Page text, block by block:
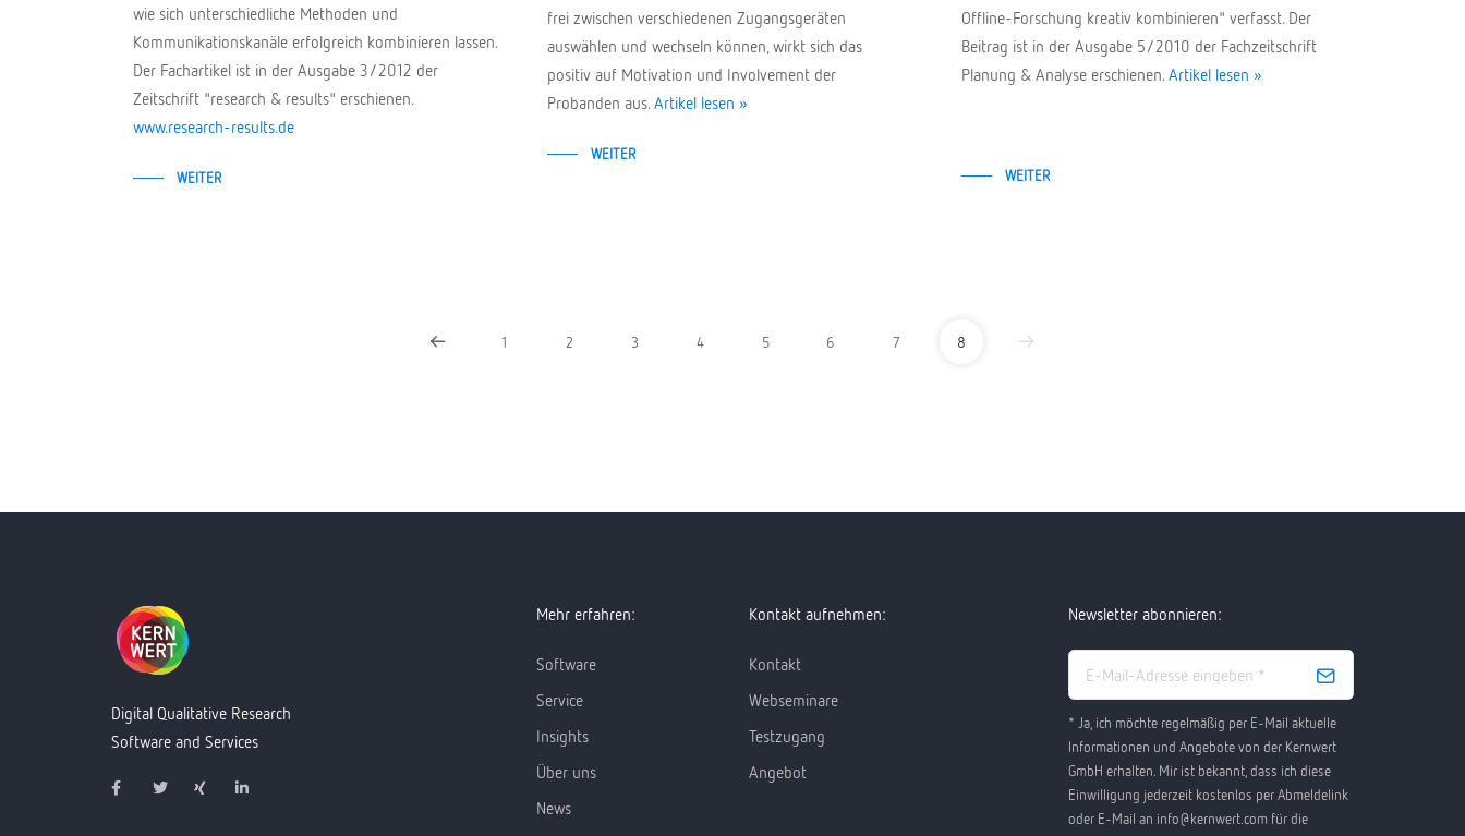
wie sich unterschiedliche Methoden und
Kommunikationskanäle erfolgreich kombinieren lassen.
Der Fachartikel ist in der Ausgabe 3/2012 der
Zeitschrift "research & results" erschienen.
www.research-results.de
WEITER
frei zwischen verschiedenen Zugangsgeräten
auswählen und wechseln können, wirkt sich das
positiv auf Motivation und Involvement der
Probanden aus. Artikel lesen »
WEITER
Offline-Forschung kreativ kombinieren" verfasst. Der
Beitrag ist in der Ausgabe 5/2010 der Fachzeitschrift
Planung & Analyse erschienen. Artikel lesen »
WEITER
1 2 3 4 5 6 7 8
Digital Qualitative Research
Software and Services
Mehr erfahren:
Software
Service
Insights
Über uns
News
Kontakt aufnehmen:
Kontakt
Webseminare
Testzugang
Angebot
Newsletter abonnieren:
* Ja, ich möchte regelmäßig per E-Mail aktuelle
Informationen und Angebote von der Kernwert
GmbH erhalten. Mir ist bekannt, dass ich diese
Einwilligung jederzeit kostenlos per Abmeldelink
oder E-Mail an info@kernwert.com für die